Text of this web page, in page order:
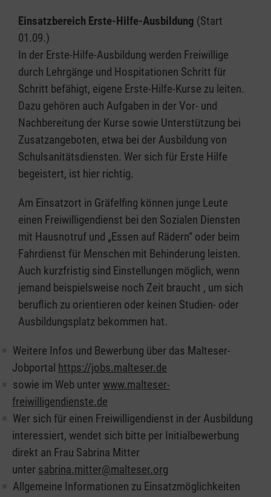
Einsatzbereich Erste-Hilfe-Ausbildung (Start
01.09.)
In der Erste-Hilfe-Ausbildung werden Freiwillige
durch Lehrgänge und Hospitationen Schritt für
Schritt befähigt, eigene Erste-Hilfe-Kurse zu leiten.
Dazu gehören auch Aufgaben in der Vor- und
Nachbereitung der Kurse sowie Unterstützung bei
Zusatzangeboten, etwa bei der Ausbildung von
Schulsanitätsdiensten. Wer sich für Erste Hilfe
begeistert, ist hier richtig.
Am Einsatzort in Gräfelfing können junge Leute
einen Freiwilligendienst bei den Sozialen Diensten
mit Hausnotruf und „Essen auf Rädern“ oder beim
Fahrdienst für Menschen mit Behinderung leisten.
Auch kurzfristig sind Einstellungen möglich, wenn
jemand beispielsweise noch Zeit braucht , um sich
beruflich zu orientieren oder keinen Studien- oder
Ausbildungsplatz bekommen hat.
Weitere Infos und Bewerbung über das Malteser-
Jobportal https://jobs.malteser.de
sowie im Web unter www.malteser-
freiwilligendienste.de
Wer sich für einen Freiwilligendienst in der Ausbildung
interessiert, wendet sich bitte per Initialbewerbung
direkt an Frau Sabrina Mitter
unter sabrina.mitter@malteser.org
Allgemeine Informationen zu Einsatzmöglichkeiten